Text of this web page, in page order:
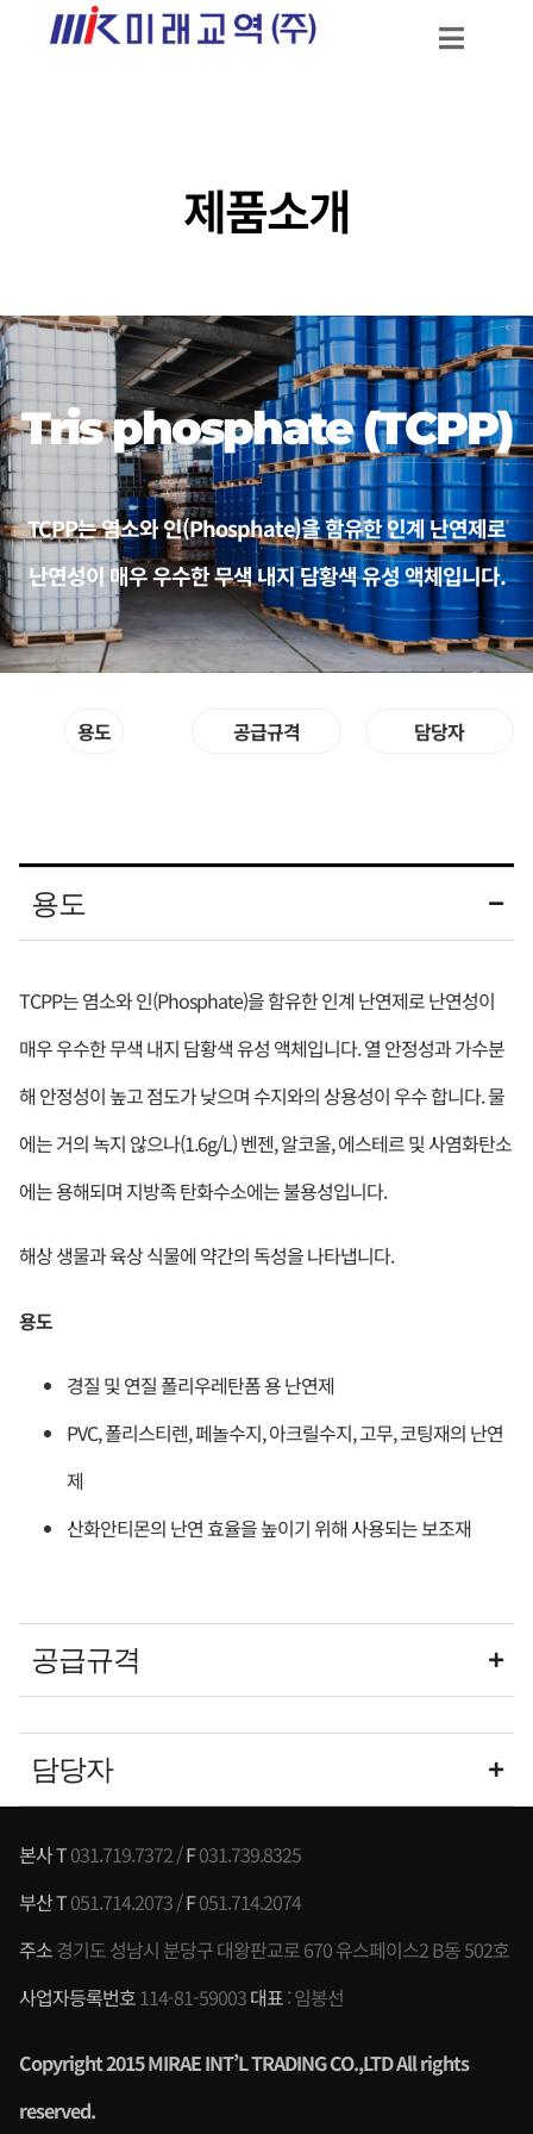
제품소개
Tris phosphate (TCPP)
TCPP는 염소와 인(Phosphate)을 함유한 인계 난연제로
난연성이 매우 우수한 무색 내지 담황색 유성 액체입니다.
용도 공급규격 담당자
용도
TCPP는 염소와 인(Phosphate)을 함유한 인계 난연제로 난연성이
매우 우수한 무색 내지 담황색 유성 액체입니다. 열 안정성과 가수분
해 안정성이 높고 점도가 낮으며 수지와의 상용성이 우수 합니다. 물
에는 거의 녹지 않으나(1.6g/L) 벤젠, 알코올, 에스테르 및 사염화탄소
에는 용해되며 지방족 탄화수소에는 불용성입니다.
해상 생물과 육상 식물에 약간의 독성을 나타냅니다.
용도
경질 및 연질 폴리우레탄폼 용 난연제
PVC, 폴리스티렌, 페놀수지, 아크릴수지, 고무, 코팅재의 난연
제
산화안티몬의 난연 효율을 높이기 위해 사용되는 보조재
공급규격
담당자
본사 T031.719.7372 /F031.739.8325
부산 T051.714.2073 /F051.714.2074
주소경기도 성남시 분당구 대왕판교로 670 유스페이스2 B동 502호
사업자등록번호114-81-59003대표: 임봉선
Copyright 2015 MIRAE INT’L TRADING CO.,LTD All rights
reserved.